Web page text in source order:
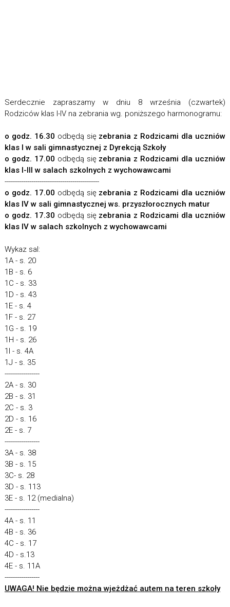
Serdecznie zapraszamy w dniu 8 września (czwartek)
Rodziców klas I-IV na zebrania wg. poniższego harmonogramu:
o godz. 16.30 odbędą się zebrania z Rodzicami dla uczniów
klas I w sali gimnastycznej z Dyrekcją Szkoły
o godz. 17.00 odbędą się zebrania z Rodzicami dla uczniów
klas I-III w salach szkolnych z wychowawcami
----------------------------------------------
o godz. 17.00 odbędą się zebrania z Rodzicami dla uczniów
klas IV w sali gimnastycznej ws. przyszłorocznych matur
o godz. 17.30 odbędą się zebrania z Rodzicami dla uczniów
klas IV w salach szkolnych z wychowawcami
Wykaz sal:
1A - s. 20
1B - s. 6
1C - s. 33
1D - s. 43
1E - s. 4
1F - s. 27
1G - s. 19
1H - s. 26
1I - s. 4A
1J - s. 35
-----------------
2A - s. 30
2B - s. 31
2C - s. 3
2D - s. 16
2E - s. 7
-----------------
3A - s. 38
3B - s. 15
3C- s. 28
3D - s. 113
3E - s. 12 (medialna)
-----------------
4A - s. 11
4B - s. 36
4C - s. 17
4D - s.13
4E - s. 11A
-----------------
UWAGA! Nie będzie można wjeżdżać autem na teren szkoły